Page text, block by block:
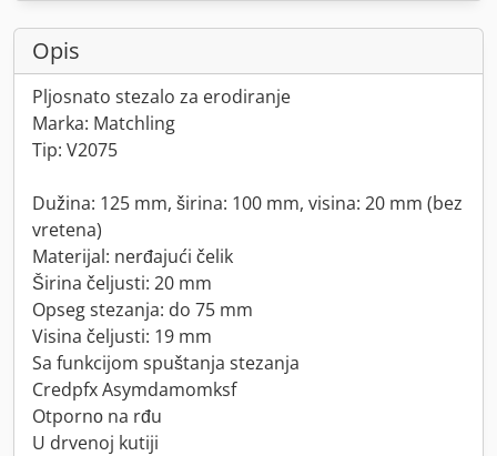
Opis
Pljosnato stezalo za erodiranje
Marka: Matchling
Tip: V2075
Dužina: 125 mm, širina: 100 mm, visina: 20 mm (bez
vretena)
Materijal: nerđajući čelik
Širina čeljusti: 20 mm
Opseg stezanja: do 75 mm
Visina čeljusti: 19 mm
Sa funkcijom spuštanja stezanja
Credpfx Asymdamomksf
Otpornо na rđu
U drvenoj kutiji